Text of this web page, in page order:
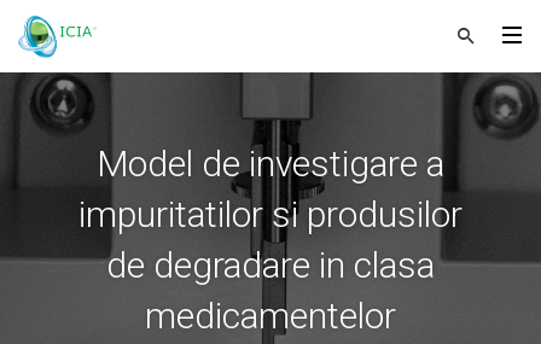
Model de investigare a
impuritatilor si produsilor
de degradare in clasa
medicamentelor